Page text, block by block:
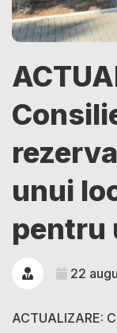
unui
pentru
22
ACTUALIZARE: